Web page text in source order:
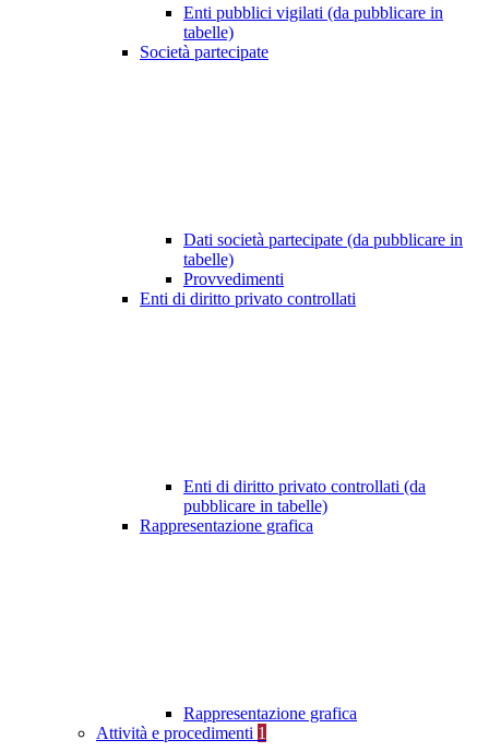
Enti pubblici vigilati (da pubblicare in
tabelle)
Società partecipate
Dati società partecipate (da pubblicare in
tabelle)
Provvedimenti
Enti di diritto privato controllati
Enti di diritto privato controllati (da
pubblicare in tabelle)
Rappresentazione grafica
Rappresentazione grafica
Attività e procedimenti 1